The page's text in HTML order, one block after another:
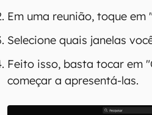
Em uma reunião, toque
Selecione quais janelas
Feito isso, basta tocar em
começar a apresentá-las.